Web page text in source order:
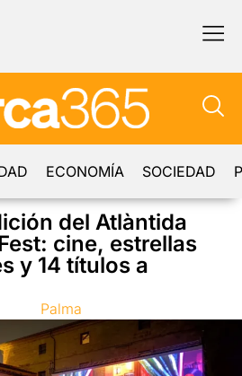
ECONOMÍA SOCIEDAD
del Atlàntida
cine, estrellas
y 14 títulos a
Palma